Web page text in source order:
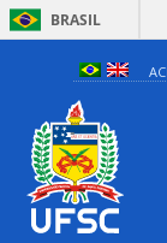
BRASIL